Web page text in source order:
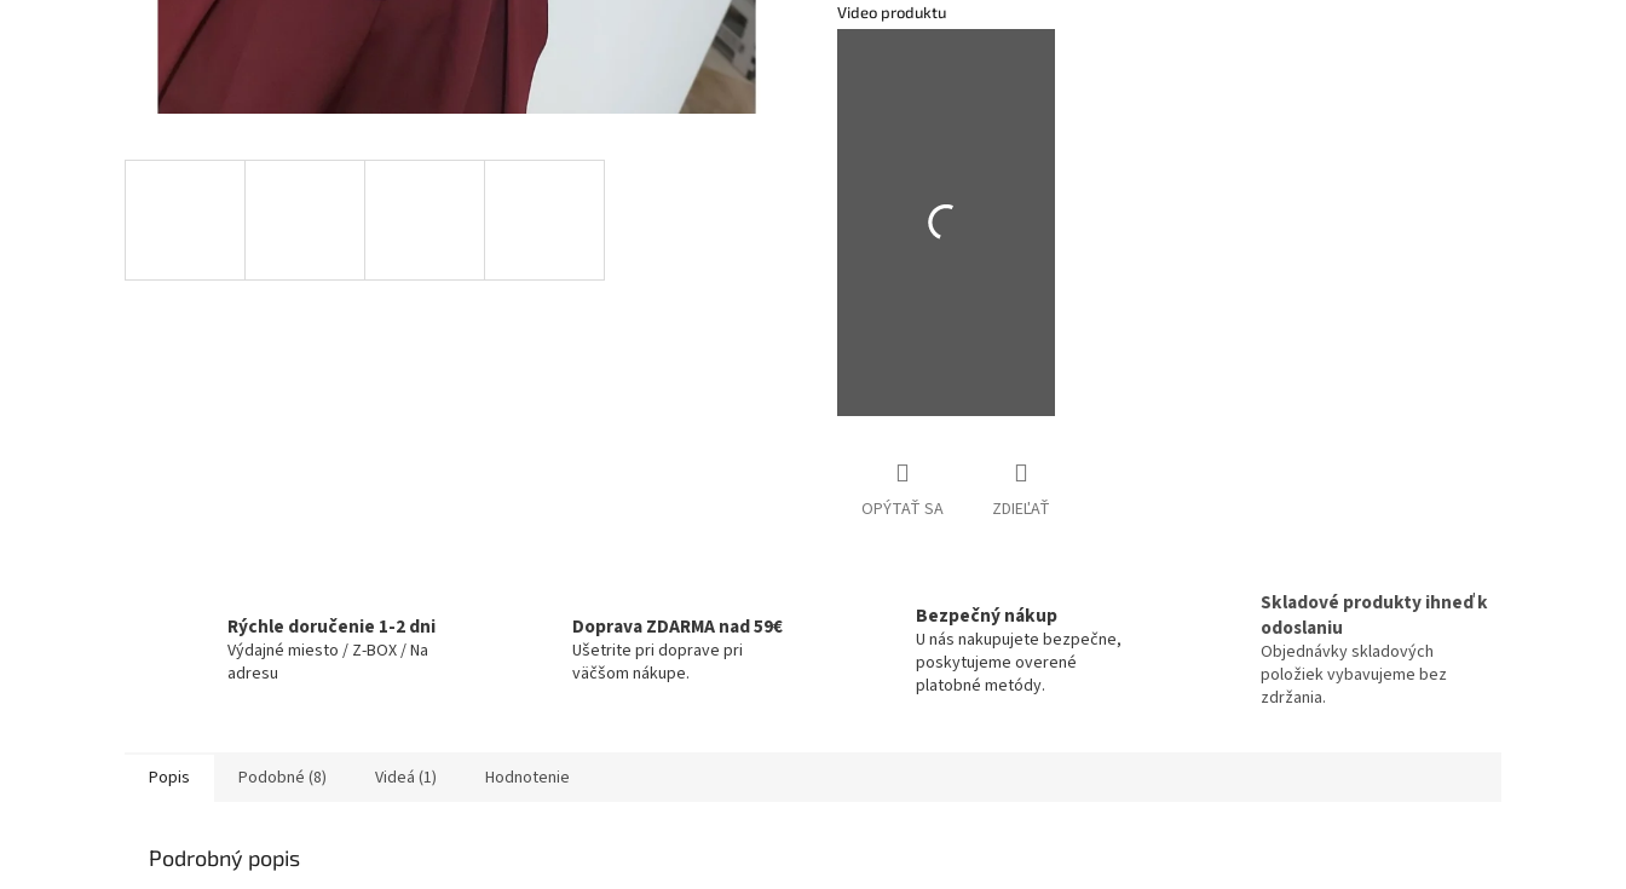
Video produktu
OPÝTAŤ SA ZDIEĽAŤ
Rýchle doručenie 1-2 dni
Výdajné miesto / Z-BOX / Na
adresu
Doprava ZDARMA nad 59€
Ušetrite pri doprave pri
väčšom nákupe.
Bezpečný nákup
U nás nakupujete bezpečne,
poskytujeme overené
platobné metódy.
Skladové produkty ihneď k
odoslaniu
Objednávky skladových
položiek vybavujeme bez
zdržania.
Popis Podobné (8) Videá (1) Hodnotenie
Podrobný popis